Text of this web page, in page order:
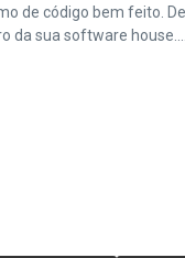
de código bem feito.
da sua software house....